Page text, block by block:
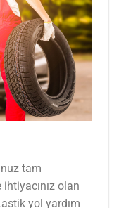
tam
olan
yol yardım